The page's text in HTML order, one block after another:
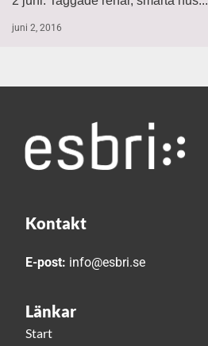
juni 2, 2016
Kontakt
E-post: info@esbri.se
Länkar
Start